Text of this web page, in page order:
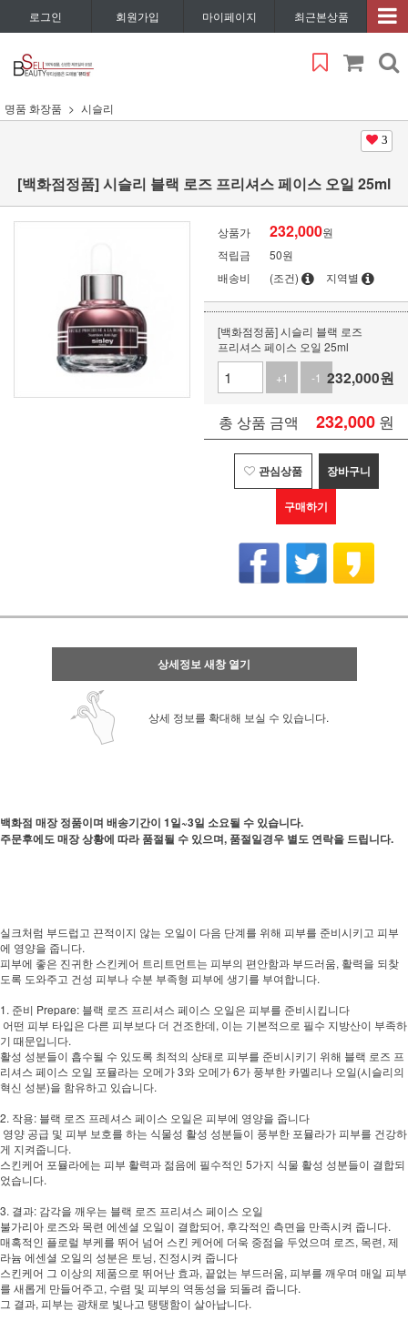
로그인 회원가입 마이페이지 최근본상품
명품 화장품 시슬리
3
[백화점정품] 시슬리 블랙 로즈 프리셔스 페이스 오일 25ml
상품가 232,000원
적립금
50원
배송비
(조건) 지역별
[백화점정품] 시슬리 블랙 로즈
프리셔스 페이스 오일 25ml
+1
-1 232,000원
총 상품 금액 232,000 원
관심상품 장바구니
구매하기
상세정보 새창 열기
상세 정보를 확대해 보실 수 있습니다.
백화점 매장 정품이며 배송기간이 1일~3일 소요될 수 있습니다.
주문후에도 매장 상황에 따라 품절될 수 있으며, 품절일경우 별도 연락을 드립니다.
실크처럼 부드럽고 끈적이지 않는 오일이 다음 단계를 위해 피부를 준비시키고 피부
에 영양을 줍니다.
피부에 좋은 진귀한 스킨케어 트리트먼트는 피부의 편안함과 부드러움, 활력을 되찾
도록 도와주고 건성 피부나 수분 부족형 피부에 생기를 부여합니다.
1. 준비 Prepare: 블랙 로즈 프리셔스 페이스 오일은 피부를 준비시킵니다
어떤 피부 타입은 다른 피부보다 더 건조한데, 이는 기본적으로 필수 지방산이 부족하
기 때문입니다.
활성 성분들이 흡수될 수 있도록 최적의 상태로 피부를 준비시키기 위해 블랙 로즈 프
리셔스 페이스 오일 포뮬라는 오메가 3와 오메가 6가 풍부한 카멜리나 오일(시슬리의
혁신 성분)을 함유하고 있습니다.
2. 작용: 블랙 로즈 프레셔스 페이스 오일은 피부에 영양을 줍니다
영양 공급 및 피부 보호를 하는 식물성 활성 성분들이 풍부한 포뮬라가 피부를 건강하
게 지켜줍니다.
스킨케어 포뮬라에는 피부 활력과 젊음에 필수적인 5가지 식물 활성 성분들이 결합되
었습니다.
3. 결과: 감각을 깨우는 블랙 로즈 프리셔스 페이스 오일
불가리아 로즈와 목련 에센셜 오일이 결합되어, 후각적인 측면을 만족시켜 줍니다.
매혹적인 플로럴 부케를 뛰어 넘어 스킨 케어에 더욱 중점을 두었으며 로즈, 목련, 제
라늄 에센셜 오일의 성분은 토닝, 진정시켜 줍니다
스킨케어 그 이상의 제품으로 뛰어난 효과, 끝없는 부드러움, 피부를 깨우며 매일 피부
를 새롭게 만들어주고, 수렴 및 피부의 역동성을 되돌려 줍니다.
그 결과, 피부는 광채로 빛나고 탱탱함이 살아납니다.